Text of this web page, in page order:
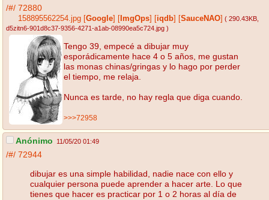
/#/ 72880
158895562254.jpg Google ImgOps iqdb SauceNAO ( 290.43KB
d5zitn6-901d8c37-9356-4271-a1ab-08990ea5c724.jpg )
Tengo 39, empecé a dibujar muy
esporádicamente hace 4 o 5 años, me gustan
las monas chinas/gringas y lo hago por perder
el tiempo, me relaja.
Nunca es tarde, no hay regla que diga cuando.
>>>72958
Anónimo 11/05/20 01:49
/#/ 72944
dibujar es una simple habilidad, nadie nace con ello y
cualquier persona puede aprender a hacer arte. Lo que
tienes que hacer es practicar por 1 o 2 horas al día de